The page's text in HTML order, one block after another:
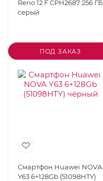
Reno 12 F CPH2687 256 ГБ
серый
ПОД ЗАКАЗ
Смартфон Huawei NOVA
Y63 6+128Gb (51098HTY)